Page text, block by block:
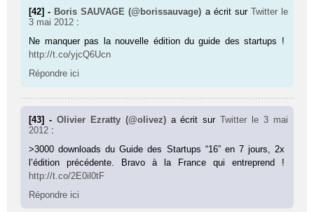
[42] - Boris SAUVAGE (@borissauvage) a écrit sur Twitter le
3 mai 2012 :
Ne manquer pas la nouvelle édition du guide des startups !
http://t.co/yjcQ6Ucn
Répondre ici
[43] - Olivier Ezratty (@olivez) a écrit surTwitter
le 3 mai
2012 :
>3000 downloads du Guide des Startups “16” en 7 jours, 2x
l’édition précédente. Bravo à la France qui entreprend !
http://t.co/2E0il0tF
Répondre ici